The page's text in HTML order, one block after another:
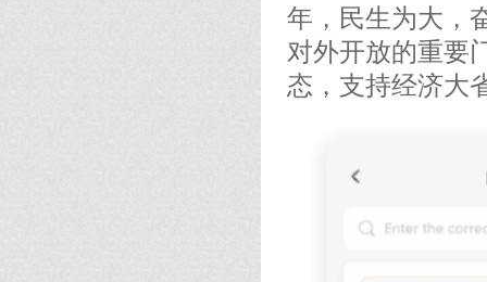
年，民生为大，
对外开放的重要
态，支持经济大